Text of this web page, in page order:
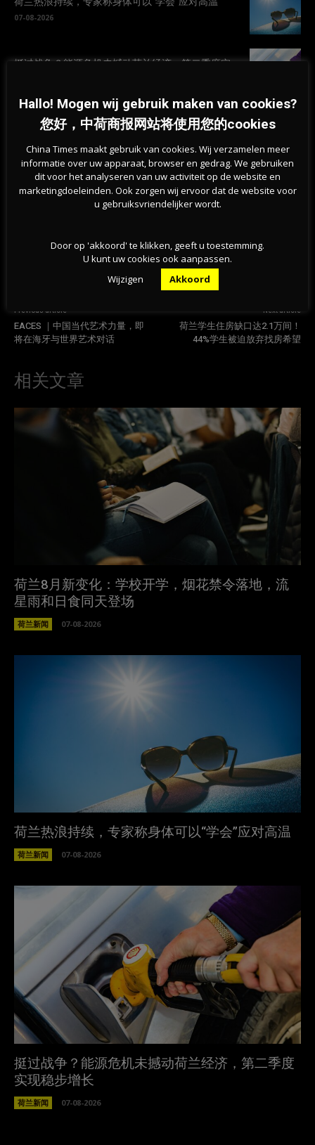
07-08-2026
挺过战争？能源危机未撼动荷兰经济，第二季度实
旱情持续加剧，莱茵河洛比特水位创新低，荷兰拒
绝全国统一行动
07-08-2026
Previous article
EACES ｜中国当代艺术力量，即
将在海牙与世界艺术对话
Next article
荷兰学生住房缺口达2.1万间！
44%学生被迫放弃找房希望
相关文章
荷兰8月新变化：学校开学，烟花禁令落地，流
星雨和日食同天登场
荷兰新闻 07-08-2026
荷兰热浪持续，专家称身体可以“学会”应对高温
荷兰新闻 07-08-2026
挺过战争？能源危机未撼动荷兰经济，第二季度
实现稳步增长
荷兰新闻 07-08-2026
Hallo! Mogen wij gebruik maken van cookies?
您好，中荷商报网站将使用您的cookies
China Times maakt gebruik van cookies. Wij verzamelen meer
informatie over uw apparaat, browser en gedrag. We gebruiken
dit voor het analyseren van uw activiteit op de website en
marketingdoeleinden. Ook zorgen wij ervoor dat de website voor
u gebruiksvriendelijker wordt.
Door op 'akkoord' te klikken, geeft u toestemming.
U kunt uw cookies ook aanpassen.
Wijzigen
Akkoord